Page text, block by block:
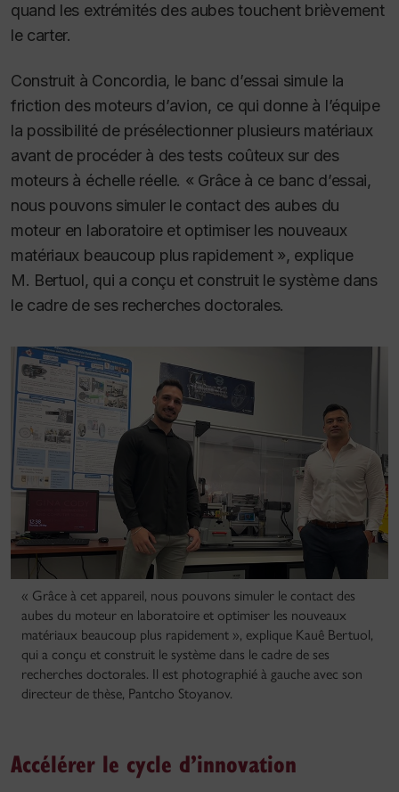
quand les extrémités des aubes touchent brièvement
le carter.
Construit à Concordia, le banc d’essai simule la
friction des moteurs d’avion, ce qui donne à l’équipe
la possibilité de présélectionner plusieurs matériaux
avant de procéder à des tests coûteux sur des
moteurs à échelle réelle. « Grâce à ce banc d’essai,
nous pouvons simuler le contact des aubes du
moteur en laboratoire et optimiser les nouveaux
matériaux beaucoup plus rapidement », explique
M. Bertuol, qui a conçu et construit le système dans
le cadre de ses recherches doctorales.
« Grâce à cet appareil, nous pouvons simuler le contact des
aubes du moteur en laboratoire et optimiser les nouveaux
matériaux beaucoup plus rapidement », explique Kauê Bertuol,
qui a conçu et construit le système dans le cadre de ses
recherches doctorales. Il est photographié à gauche avec son
directeur de thèse, Pantcho Stoyanov.
Accélérer le cycle d’innovation